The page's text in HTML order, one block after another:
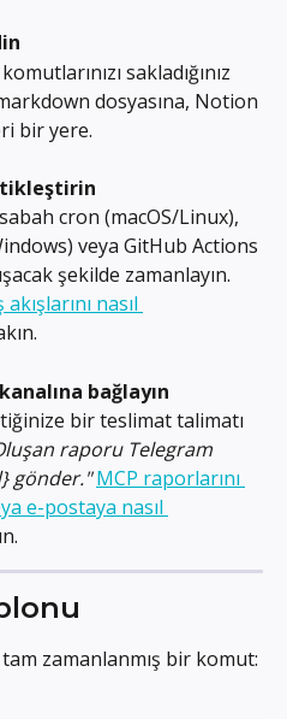
sakladığınız
dosyasına, Notion
bir yere.
cron (macOS/Linux),
veya GitHub Actions
şekilde zamanlayın.
nasıl
bağlayın
bir teslimat talimatı
raporu Telegram
gönder." MCP raporlarını
e-postaya nasıl
zamanlanmış bir komut: